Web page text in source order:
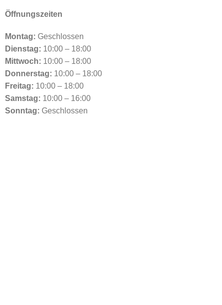
Öffnungszeiten
Montag: Geschlossen
Dienstag: 10:00 – 18:00
Mittwoch: 10:00 – 18:00
Donnerstag: 10:00 – 18:00
Freitag: 10:00 – 18:00
Samstag: 10:00 – 16:00
Sonntag: Geschlossen